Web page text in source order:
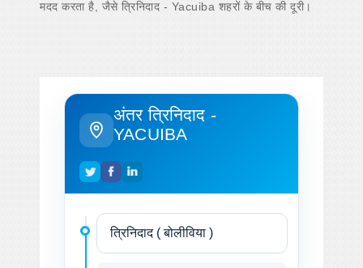
मदद करता है, जैसे त्रिनिदाद - Yacuiba शहरों के बीच की दूरी।
अंतर त्रिनिदाद -
YACUIBA